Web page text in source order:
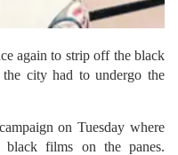
again to strip off the black
city had to undergo the
on Tuesday where
films on the panes.